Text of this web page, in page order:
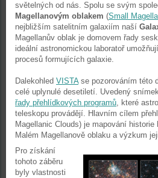
světelných od nás. Spolu se svým
Magellanovým oblakem (Small
nejbližším satelitním galaxiím naší
Magellanův oblak je domovem řady
ideální astronomickou laboratoř
procesů formujících galaxie.
Dalekohled VISTAse pozorováním této
celé uplynulé desetiletí. Uvedený
řady přehlídkových programů, které
teleskopu provádějí. Hlavním cílem
Magellanic Clouds) je mapování
Malém Magellanově oblaku a výzkum
Pro získání
tohoto záběru
byly vlastnosti